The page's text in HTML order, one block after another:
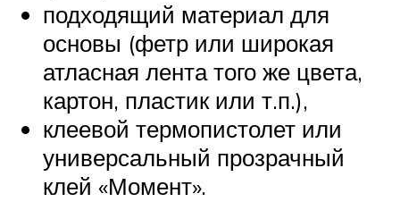
подходящий материал для
основы (фетр или широкая
атласная лента того же цвета,
картон, пластик или т.п.),
клеевой термопистолет или
универсальный прозрачный
клей «Момент».